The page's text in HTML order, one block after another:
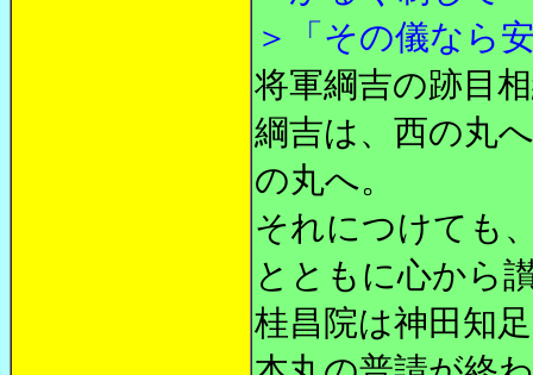
＞「その儀なら
将軍綱吉の跡目
綱吉は、西の丸
の丸へ。
それにつけても
とともに心から
桂昌院は神田知